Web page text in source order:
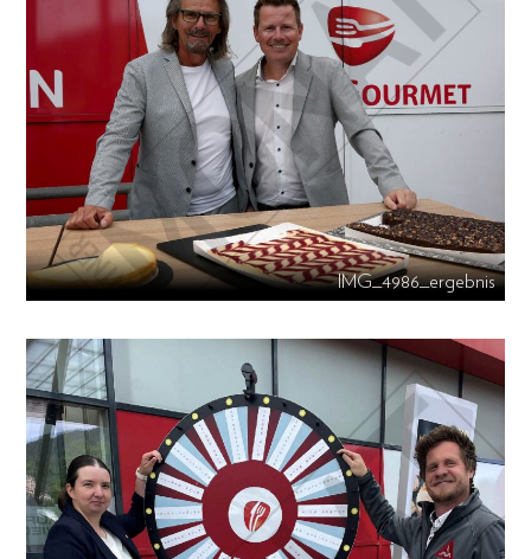
IMG_4986_ergebnis